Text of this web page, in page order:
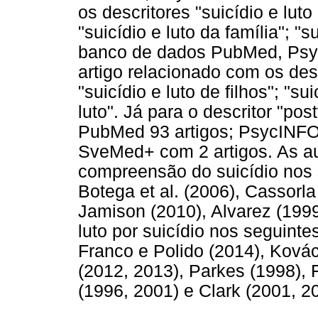
os descritores "suicídio e
"suicídio e luto da família";
banco de dados PubMed,
artigo relacionado com os
"suicídio e luto de filhos";
luto". Já para o descritor
PubMed 93 artigos;
SveMed+ com 2 artigos. As
compreensão do suicídio
Botega et al. (2006),
Jamison (2010), Alvarez
luto por suicídio nos
Franco e Polido (2014),
(2012, 2013), Parkes (1998),
(1996, 2001) e Clark (2001,